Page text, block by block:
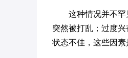
这种情况并不
突然被打乱；过度
状态不佳，这些因素